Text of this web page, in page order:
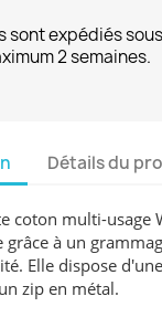
sont expédiés
2 semaines.
Détails du
coton multi-usage
grâce à un
Elle dispose
zip en métal.